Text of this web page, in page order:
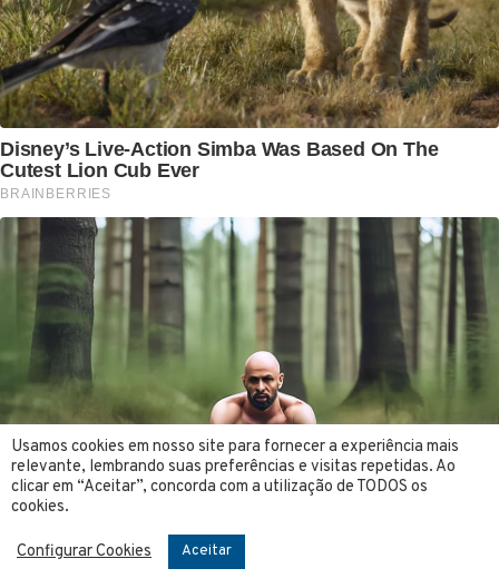
Usamos cookies em nosso site para fornecer a experiência mais
relevante, lembrando suas preferências e visitas repetidas. Ao
clicar em “Aceitar”, concorda com a utilização de TODOS os
cookies.
Configurar Cookies Aceitar